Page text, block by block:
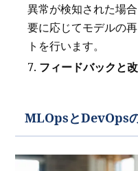
異常が検知された場
要に応じてモデルの
トを行います。
フィードバックと
MLOpsとDevOps